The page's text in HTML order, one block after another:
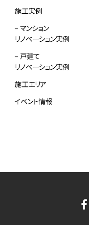
施工実例
– マンション
リノベーション実例
– 戸建て
リノベーション実例
施工エリア
イベント情報